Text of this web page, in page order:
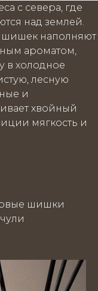
с севера, где
над землей.
шишек наполняют
ароматом,
в холодное
лесную
и
хвойный
мягкость и
шишки